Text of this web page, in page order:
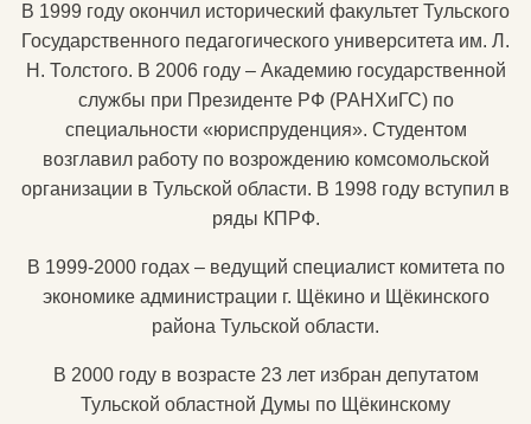
В 1999 году окончил исторический факультет Тульского
Государственного педагогического университета им. Л.
Н. Толстого. В 2006 году – Академию государственной
службы при Президенте РФ (РАНХиГС) по
специальности «юриспруденция». Студентом
возглавил работу по возрождению комсомольской
организации в Тульской области. В 1998 году вступил в
ряды КПРФ.
В 1999-2000 годах – ведущий специалист комитета по
экономике администрации г. Щёкино и Щёкинского
района Тульской области.
В 2000 году в возрасте 23 лет избран депутатом
Тульской областной Думы по Щёкинскому